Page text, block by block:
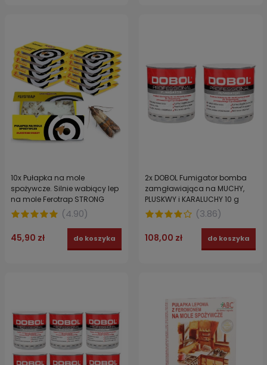
10x Pułapka na mole
spożywcze. Silnie wabiący lep
na mole Ferotrap STRONG
(4.90)
45,90 zł do koszyka
2x DOBOL Fumigator bomba
zamgławiająca na MUCHY,
PLUSKWY i KARALUCHY 10 g
made in France
(3.86)
108,00 zł do koszyka